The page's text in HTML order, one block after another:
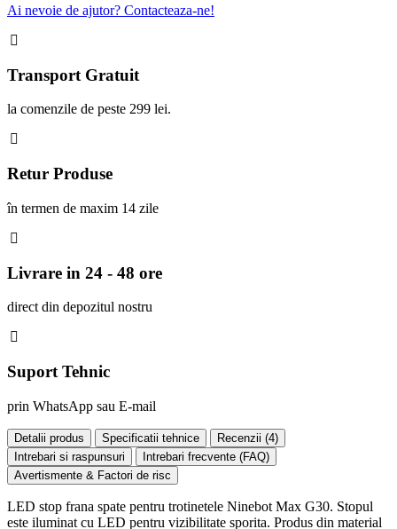
G30
Ai nevoie de ajutor? Contacteaza-ne!
Transport Gratuit
la comenzile de peste 299 lei.
Retur Produse
în termen de maxim 14 zile
Livrare in 24 - 48 ore
direct din depozitul nostru
Suport Tehnic
prin WhatsApp sau E-mail
Detalii produs Specificatii tehnice Recenzii (4)
Intrebari si raspunsuri
Intrebari frecvente (FAQ)
Avertismente & Factori de risc
LED stop frana spate pentru trotinetele Ninebot Max G30. Stopul
este iluminat cu LED pentru vizibilitate sporita. Produs din material